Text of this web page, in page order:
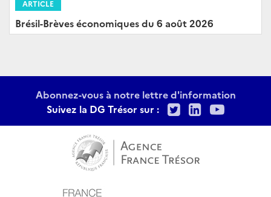
ARTICLE
Brésil-Brèves économiques du 6 août 2026
Abonnez-vous à notre lettre d'information
Suivez la DG Trésor sur :
TwitterLinkedIn